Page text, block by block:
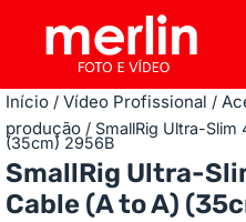
Início / Vídeo Profissional /
produção / SmallRig Ultra-Slim
(35cm) 2956B
SmallRig Ultra-
Cable (A to A)